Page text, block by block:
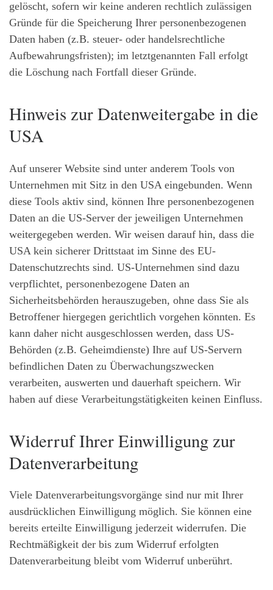
gelöscht, sofern wir keine anderen rechtlich zulässigen
Gründe für die Speicherung Ihrer personenbezogenen
Daten haben (z.B. steuer- oder handelsrechtliche
Aufbewahrungsfristen); im letztgenannten Fall erfolgt
die Löschung nach Fortfall dieser Gründe.
Hinweis zur Datenweitergabe in die
USA
Auf unserer Website sind unter anderem Tools von
Unternehmen mit Sitz in den USA eingebunden. Wenn
diese Tools aktiv sind, können Ihre personenbezogenen
Daten an die US-Server der jeweiligen Unternehmen
weitergegeben werden. Wir weisen darauf hin, dass die
USA kein sicherer Drittstaat im Sinne des EU-
Datenschutzrechts sind. US-Unternehmen sind dazu
verpflichtet, personenbezogene Daten an
Sicherheitsbehörden herauszugeben, ohne dass Sie als
Betroffener hiergegen gerichtlich vorgehen könnten. Es
kann daher nicht ausgeschlossen werden, dass US-
Behörden (z.B. Geheimdienste) Ihre auf US-Servern
befindlichen Daten zu Überwachungszwecken
verarbeiten, auswerten und dauerhaft speichern. Wir
haben auf diese Verarbeitungstätigkeiten keinen Einfluss.
Widerruf Ihrer Einwilligung zur
Datenverarbeitung
Viele Datenverarbeitungsvorgänge sind nur mit Ihrer
ausdrücklichen Einwilligung möglich. Sie können eine
bereits erteilte Einwilligung jederzeit widerrufen. Die
Rechtmäßigkeit der bis zum Widerruf erfolgten
Datenverarbeitung bleibt vom Widerruf unberührt.